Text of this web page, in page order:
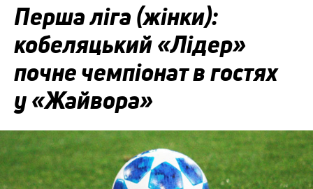
Перша ліга (жінки):
кобеляцький «Лідер»
почне чемпіонат в гостях
у «Жайвора»